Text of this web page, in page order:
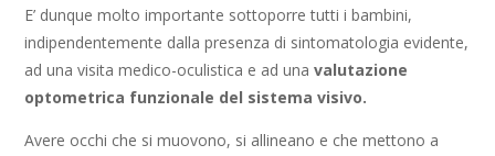
E’ dunque molto importante sottoporre tutti i bambini,
indipendentemente dalla presenza di sintomatologia evidente,
ad una visita medico-oculistica e ad unavalutazione
optometrica funzionale del sistema visivo.
Avere occhi che si muovono, si allineano e che mettono a